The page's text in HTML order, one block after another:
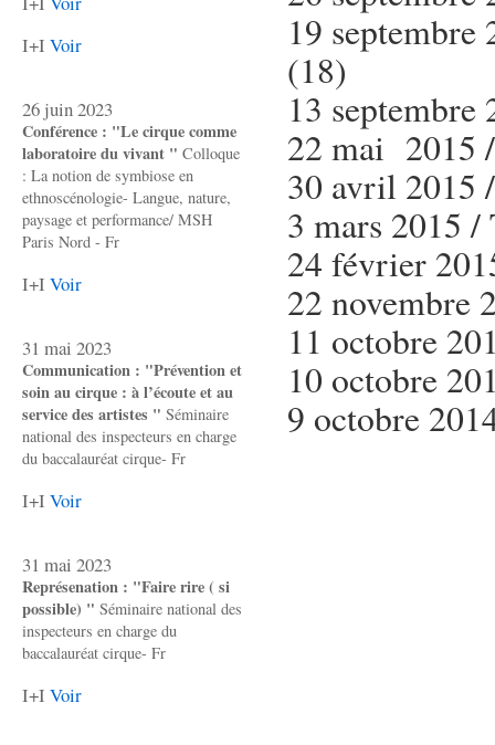
I+I Voir
26 juin 2023
Conférence : "Le cirque comme
laboratoire du vivant " Colloque
: La notion de symbiose en
ethnoscénologie- Langue, nature,
paysage et performance/ MSH
Paris Nord - Fr
I+I Voir
31 mai 2023
Communication : "Prévention et
soin au cirque : à l’écoute et au
service des artistes " Séminaire
national des inspecteurs en charge
du baccalauréat cirque- Fr
I+I Voir
31 mai 2023
Représenation : "Faire rire ( si
possible) " Séminaire national des
inspecteurs en charge du
baccalauréat cirque- Fr
I+I Voir
19 septembre
(18)
13
22 mai 2015
30 avril 2015
3 mars 2015
24 février
22 novembre
11 octobre
10 octobre
9 octobre